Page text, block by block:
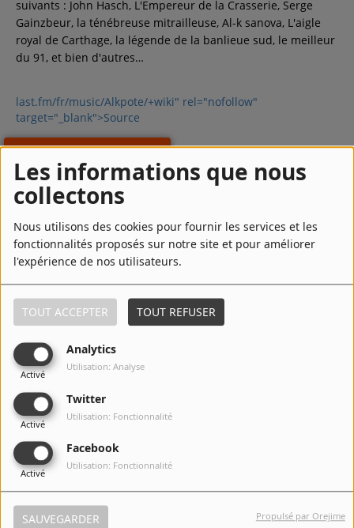
Les informations que nous
collectons
Nous utilisons des cookies pour fournir les services et les
fonctionnalités proposés sur notre site et pour améliorer
l'expérience de nos utilisateurs.
TOUT ACCEPTER TOUT REFUSER
Analytics
Activé
Utilisation: Analyse
Twitter
Activé
Utilisation: Fonctionnalité
Facebook
Activé
Utilisation: Fonctionnalité
SAUVEGARDER Propulsé par Orejime
suivants : John Hasch, L'Empereur de la Crasserie, Serge
Gainzbeur, la ténébreuse mitrailleuse, Al-k sanova, L'aigle
royal de Carthage, la légende de la banlieue sud, le meilleur
du 91, et bien d'autres…
last.fm/fr/music/Alkpote/+wiki" rel="nofollow"
target="_blank">Source
LIRE LA SUITE
Top Titres
1 Nautilus (feat. Kaaris)
2
Plus haut - Les marches de l’empereur
Saison 3 / épisode 1
4 Amour (feat. Philippe Katerine)